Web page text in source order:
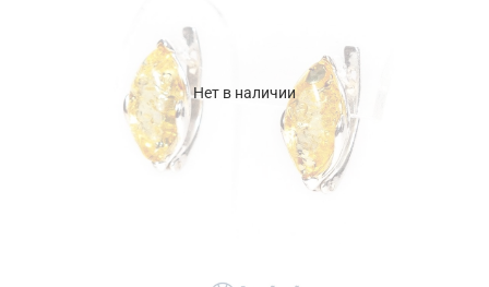
Нет в наличии